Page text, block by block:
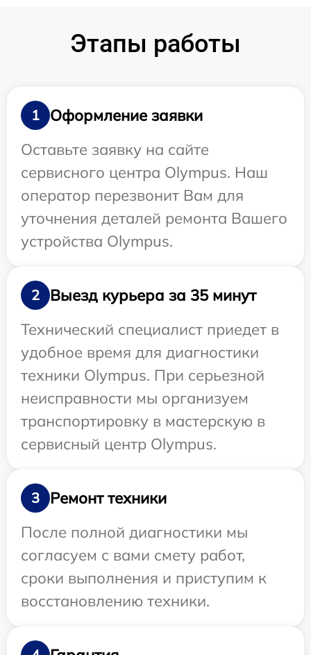
Этапы работы
1
Оформление заявки
Оставьте заявку на сайте
сервисного центра Olympus. Наш
оператор перезвонит Вам для
уточнения деталей ремонта Вашего
устройства Olympus.
2
Выезд курьера за 35 минут
Технический специалист приедет в
удобное время для диагностики
техники Olympus. При серьезной
неисправности мы организуем
транспортировку в мастерскую в
сервисный центр Olympus.
3
Ремонт техники
После полной диагностики мы
согласуем с вами смету работ,
сроки выполнения и приступим к
восстановлению техники.